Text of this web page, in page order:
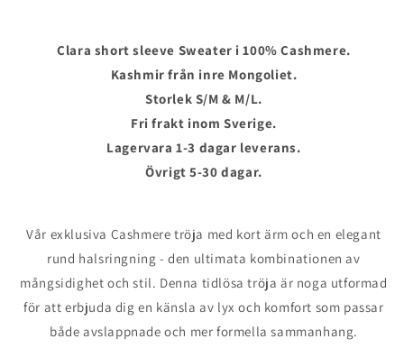
Clara short sleeve Sweater i 100% Cashmere.
Kashmir från inre Mongoliet.
Storlek S/M & M/L.
Fri frakt inom Sverige.
Lagervara 1-3 dagar leverans.
Övrigt 5-30 dagar.
Vår exklusiva Cashmere tröja med kort ärm och en elegant
rund halsringning - den ultimata kombinationen av
mångsidighet och stil. Denna tidlösa tröja är noga utformad
för att erbjuda dig en känsla av lyx och komfort som passar
både avslappnade och mer formella sammanhang.